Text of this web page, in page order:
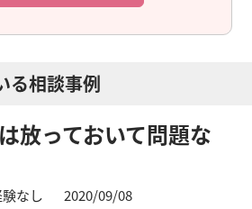
る相談事例
放っておいて問題な
なし 2020/09/08